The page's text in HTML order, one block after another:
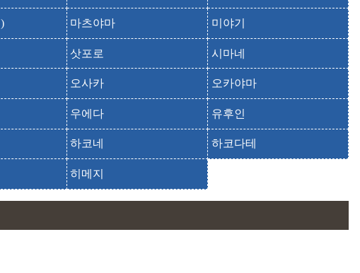
마츠야마 미야기
삿포로 시마네
오사카 오카야마
우에다 유후인
하코네 하코다테
히메지